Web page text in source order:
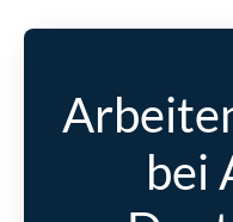
bei